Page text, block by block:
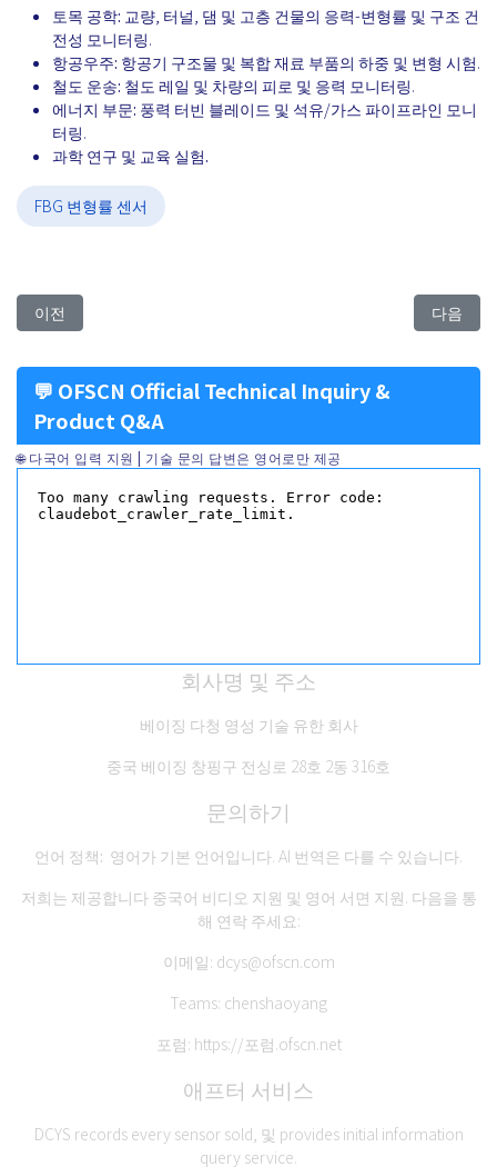
토목 공학: 교량, 터널, 댐 및 고층 건물의 응력-변형률 및 구조 건
전성 모니터링.
항공우주: 항공기 구조물 및 복합 재료 부품의 하중 및 변형 시험.
철도 운송: 철도 레일 및 차량의 피로 및 응력 모니터링.
에너지 부문: 풍력 터빈 블레이드 및 석유/가스 파이프라인 모니
터링.
과학 연구 및 교육 실험.
FBG 변형률 센서
이전 아티클: Chirped Fiber Bragg Grating - UV Photomask
이전 다음 아
다음
💬 OFSCN Official Technical Inquiry &
Product Q&A
🌐 다국어 입력 지원 | 기술 문의 답변은 영어로만 제공
회사명 및 주소
베이징 다청 영성 기술 유한 회사
중국 베이징 창핑구 전싱로 28호 2동 316호
문의하기
언어 정책: 영어가 기본 언어입니다. AI 번역은 다를 수 있습니다.
저희는 제공합니다 중국어 비디오 지원 및 영어 서면 지원. 다음을 통
해 연락 주세요:
이메일: dcys@ofscn.com
Teams: chenshaoyang
포럼: https://포럼.ofscn.net
애프터 서비스
DCYS records every sensor sold, 및 provides initial information
query service.